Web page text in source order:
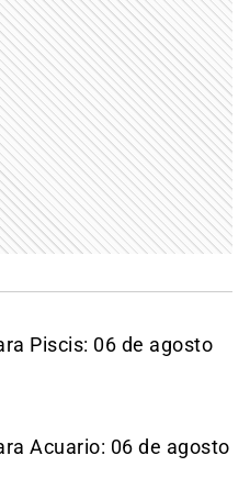
Piscis: 06 de agosto
Acuario: 06 de agosto